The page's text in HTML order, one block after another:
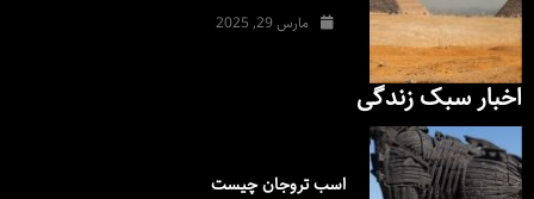
مارس 29, 2025
اخبار سبک زندگی
اسب تروجان چیست